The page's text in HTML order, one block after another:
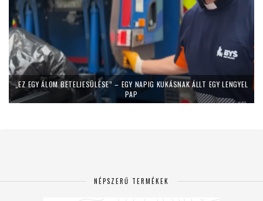
„EZ EGY ÁLOM BETELJESÜLÉSE” – EGY NAPIG KUKÁSNAK ÁLLT EGY LENGYEL
PAP
NÉPSZERŰ TERMÉKEK